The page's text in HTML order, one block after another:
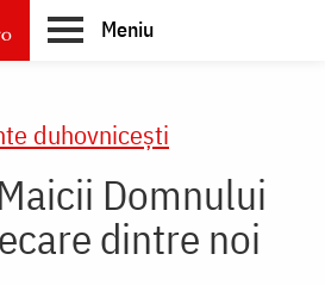
Meniu
duhovnicești
Domnului
dintre noi